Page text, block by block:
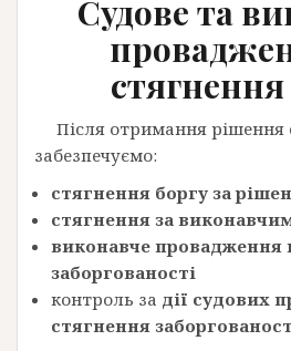
Судове та
Після отримання рішення
забезпечуємо:
стягнення боргу за
стягнення за
виконавче провадження
заборгованості
контроль за дії судових
стягнення